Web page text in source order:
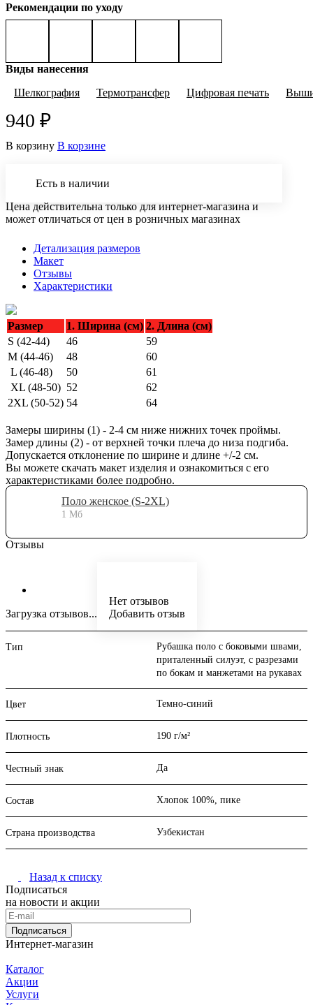
Рекомендации по уходу
Виды нанесения
Шелкография
Термотрансфер Цифровая печать
940 ₽
В корзину В корзине
Есть в наличии
Цена действительна только для интернет-магазина и
может отличаться от цен в розничных магазинах
Детализация размеров
Макет
Отзывы
Характеристики
Размер 1. Ширина (см) 2. Длина (см)
S (42-44)
46
59
M (44-46)
48
60
L (46-48)
50
61
XL (48-50) 52
62
2XL (50-52) 54 64
Замеры ширины (1) - 2-4 см ниже нижних точек проймы.
Замер длины (2) - от верхней точки плеча до низа подгиба.
Допускается отклонение по ширине и длине +/-2 см.
Вы можете скачать макет изделия и ознакомиться с его
характеристиками более подробно.
Поло женское (S-2XL)
1 Мб
Отзывы
Загрузка отзывов...
Нет отзывов
Добавить отзыв
Тип
Рубашка поло с боковыми швами,
приталенный силуэт, с разрезами
по бокам и манжетами на рукавах
Цвет Темно-синий
Плотность 190 г/м²
Честный знак Да
Состав Хлопок 100%, пике
Страна производства Узбекистан
Назад к списку
Подписаться
на новости и акции
Подписаться
Интернет-магазин
Каталог
Акции
Услуги